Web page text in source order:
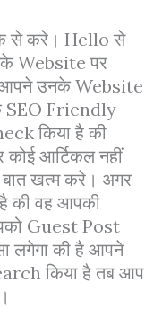
से करे। Hello से
Website पर
उनके Website
SEO Friendly
किया है की
आर्टिकल नहीं
खत्म करे। अगर
की वह आपकी
Guest Post
लगेगा की है आपने
किया है तब आप